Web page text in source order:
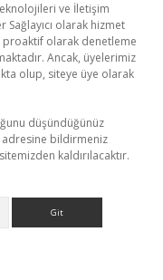
ve İletişim
Sağlayıcı olarak hizmet
olarak denetleme
Ancak, üyelerimiz
olup, siteye üye olarak
düşündüğünüz
adresine bildirmeniz
kaldırılacaktır.